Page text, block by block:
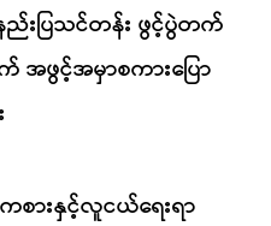
ည်းပြသင်တန်း ဖွင့်ပွဲတက်
အဖွင့်အမှာစကားပြော
စားနှင့်လူငယ်ရေးရာ